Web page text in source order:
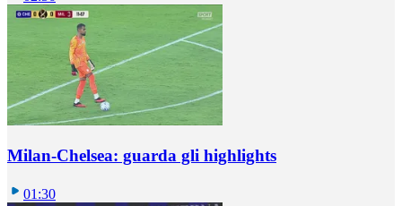
Milan-Chelsea: guarda gli highlights
01:30